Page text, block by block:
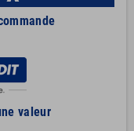
valeur